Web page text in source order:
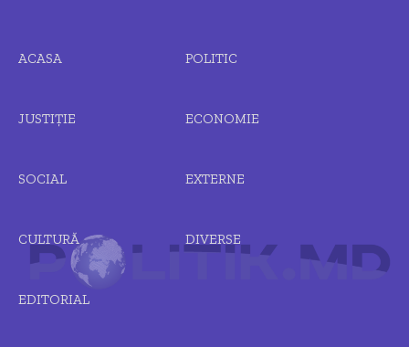
ACASA POLITIC
JUSTIȚIE ECONOMIE
SOCIAL EXTERNE
CULTURĂ DIVERSE
EDITORIAL